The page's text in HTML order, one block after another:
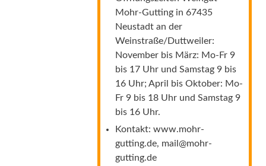
Mohr-Gutting in 67435
Neustadt an der
Weinstraße/Duttweiler:
November bis März: Mo-Fr 9
bis 17 Uhr und Samstag 9 bis
16 Uhr; April bis Oktober: Mo-
Fr 9 bis 18 Uhr und Samstag 9
bis 16 Uhr.
Kontakt: www.mohr-
gutting.de, mail@mohr-
gutting.de